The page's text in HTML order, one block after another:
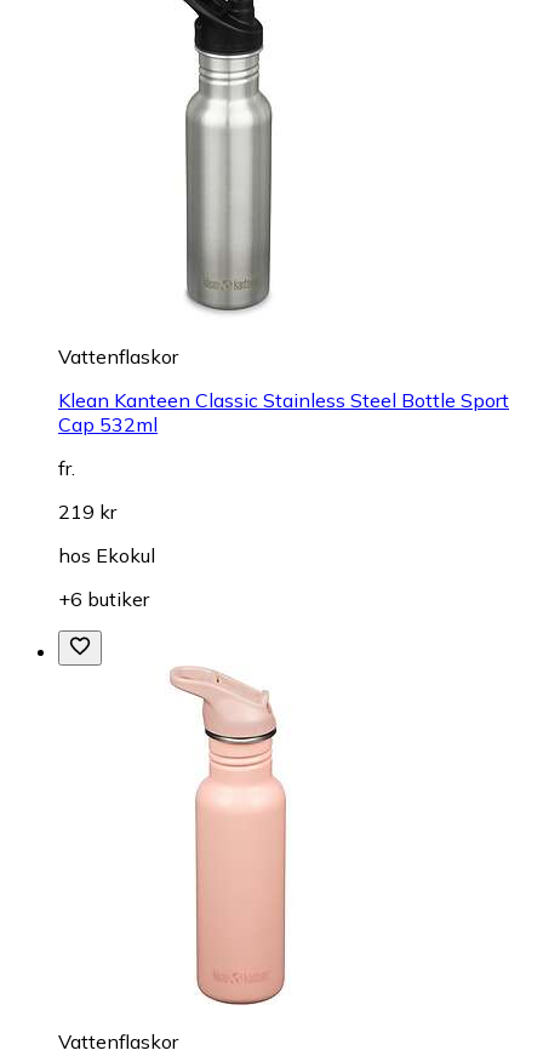
Vattenflaskor
Klean Kanteen Classic Stainless Steel Bottle Sport
Cap 532ml
fr.
219 kr
hos Ekokul
+6 butiker
Vattenflaskor